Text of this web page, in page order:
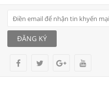
ĐĂNG KÝ